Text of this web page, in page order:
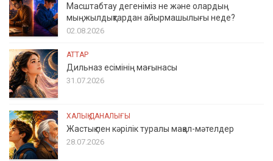
Масштабтау дегеніміз не және олардың
мыңжылдықтардан айырмашылығы неде?
02.08.2026
АТТАР
Дильназ есімінің мағынасы
31.07.2026
ХАЛЫҚ ДАНАЛЫҒЫ
Жастық пен кәрілік туралы мақал-мәтелдер
28.07.2026